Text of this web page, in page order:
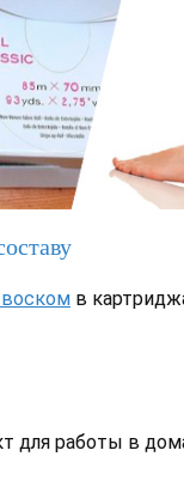
в
для работы в